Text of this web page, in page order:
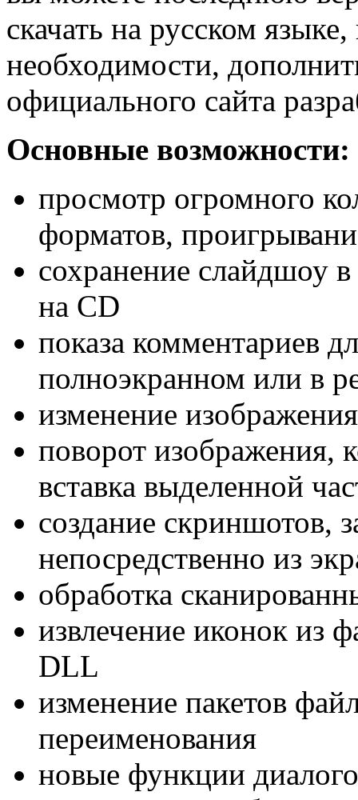
скачать на русском
необходимости,
официального сайта
Основные возможности:
просмотр огромного
форматов,
сохранение слайдшоу
на CD
показа комментариев
полноэкранном или в
изменение
поворот изображения,
вставка выделенной
создание скриншотов,
непосредственно из
обработка
извлечение иконок из
DLL
изменение пакетов
переименования
новые функции